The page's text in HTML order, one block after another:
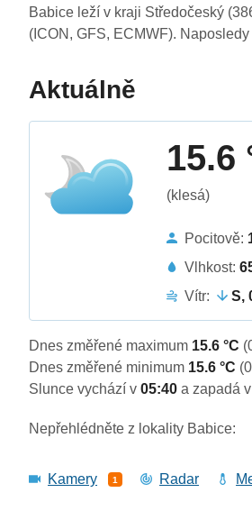
Babice leží v kraji Středočeský
(ICON, GFS, ECMWF).
Aktuálně
15.6
(klesá)
Pocitově:
Vlhkost:
Vítr:
S,
Dnes změřené maximum 15.6 °C
Dnes změřené minimum 15.6 °C
Slunce vychází v05:40a zapadá
Nepřehlédněte z lokality Babice:
Kamery 1 Radar